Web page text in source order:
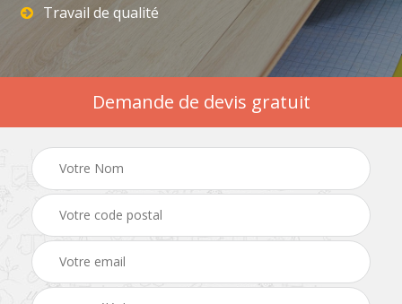
Travail de qualité
Demande de devis gratuit